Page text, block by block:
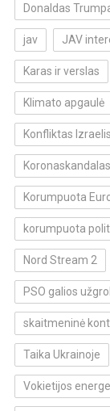
Donaldas
jav JAV
Karas ir verslas
Klimato apgaulė
Konfliktas
Koronaskandalas
Korumpuota
korumpuota
Nord Stream 2
PSO galios
skaitmeninė
Taika Ukrainoje
Vokietijos